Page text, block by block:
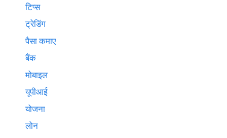
टिप्स
ट्रेडिंग
पैसा कमाए
बैंक
मोबाइल
यूपीआई
योजना
लोन